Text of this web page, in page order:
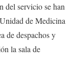
del servicio se han
de Medicina
de despachos y
la sala de